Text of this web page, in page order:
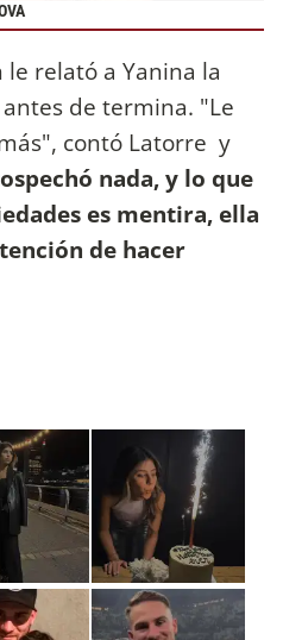
relató a Yanina la
de termina. "Le
contó Latorre y
nada, y lo que
es mentira, ella
de hacer